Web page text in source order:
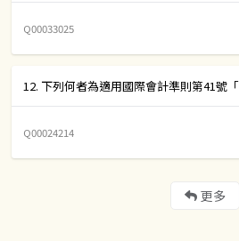
Q00033025
12. 下列何者為適用國際會計準則第41號
Q00024214
更多